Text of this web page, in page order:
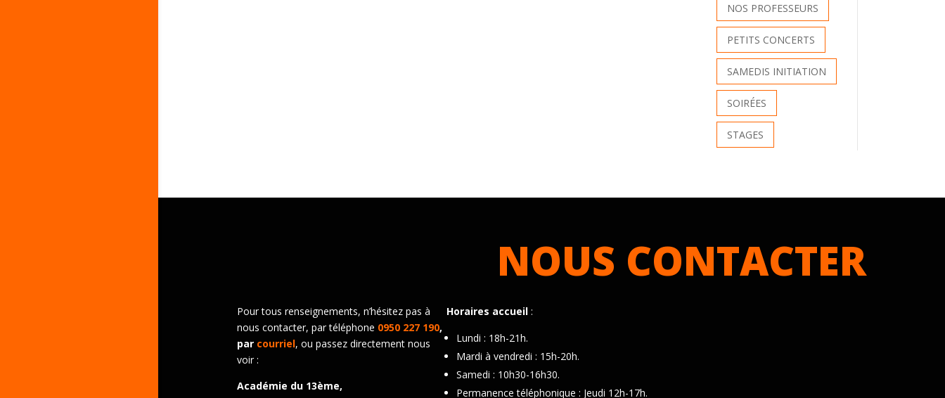
NOS PROFESSEURS
PETITS CONCERTS
SAMEDIS INITIATION
SOIRÉES
STAGES
NOUS CONTACTER
Pour tous renseignements, n’hésitez pas à
nous contacter, par téléphone 0950 227 190,
par courriel, ou passez directement nous
voir :
Académie du 13ème,
Horaires accueil :
Lundi : 18h-21h.
Mardi à vendredi : 15h-20h.
Samedi : 10h30-16h30.
Permanence téléphonique : Jeudi 12h-17h.